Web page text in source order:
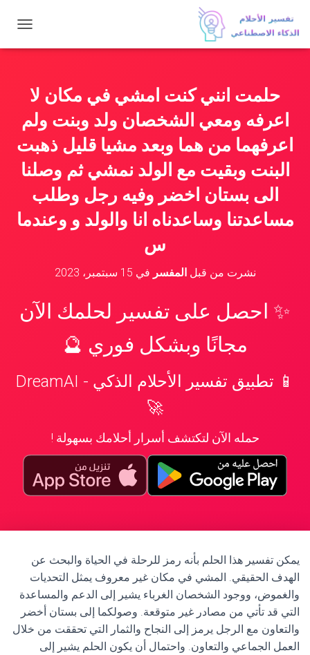
ب
ت
ق
حلمت انني كنت امشي في مكان لا
اعرفه ومعي الشخصان ولد وبنت ولم
اعرفهما من هما وبعد مشيا قليل ذهبت
البنت وبقيت مع الولد نمشي ثم وصلنا
الى بستان اخضر وفيه رجل وطلب
مساعدتنا وساعدناه انا والولد و وعندما
س
نشرت من قبلالمفسر في 15 سبتمبر، 2023
✨ احصل على تفسير لحلمك الآن
مجانًا وبشكل فوري 🔮
📱 تطبيق تفسير الأحلام الذكي - DreamAI
🚀
حمله الآن لتكتشف أسرار أحلامك بسهولة !
يمكن تفسير هذا الحلم بأنه رمز للرحلة في الحياة والبحث عن
الهدف الحقيقي. المشي في مكان غير معروف يمثل التحديات
والغموض، ووجود الشخصان الغرباء يشير إلى الدعم والمساعدة
التي قد تأتي من مصادر غير متوقعة. وصولكما إلى بستان أخضر
والتعاون مع الرجل يرمز إلى النجاح والثمار التي تحققت من خلال
العمل الجماعي والتعاون. واحتمال أن يكون الحلم يشير إلى